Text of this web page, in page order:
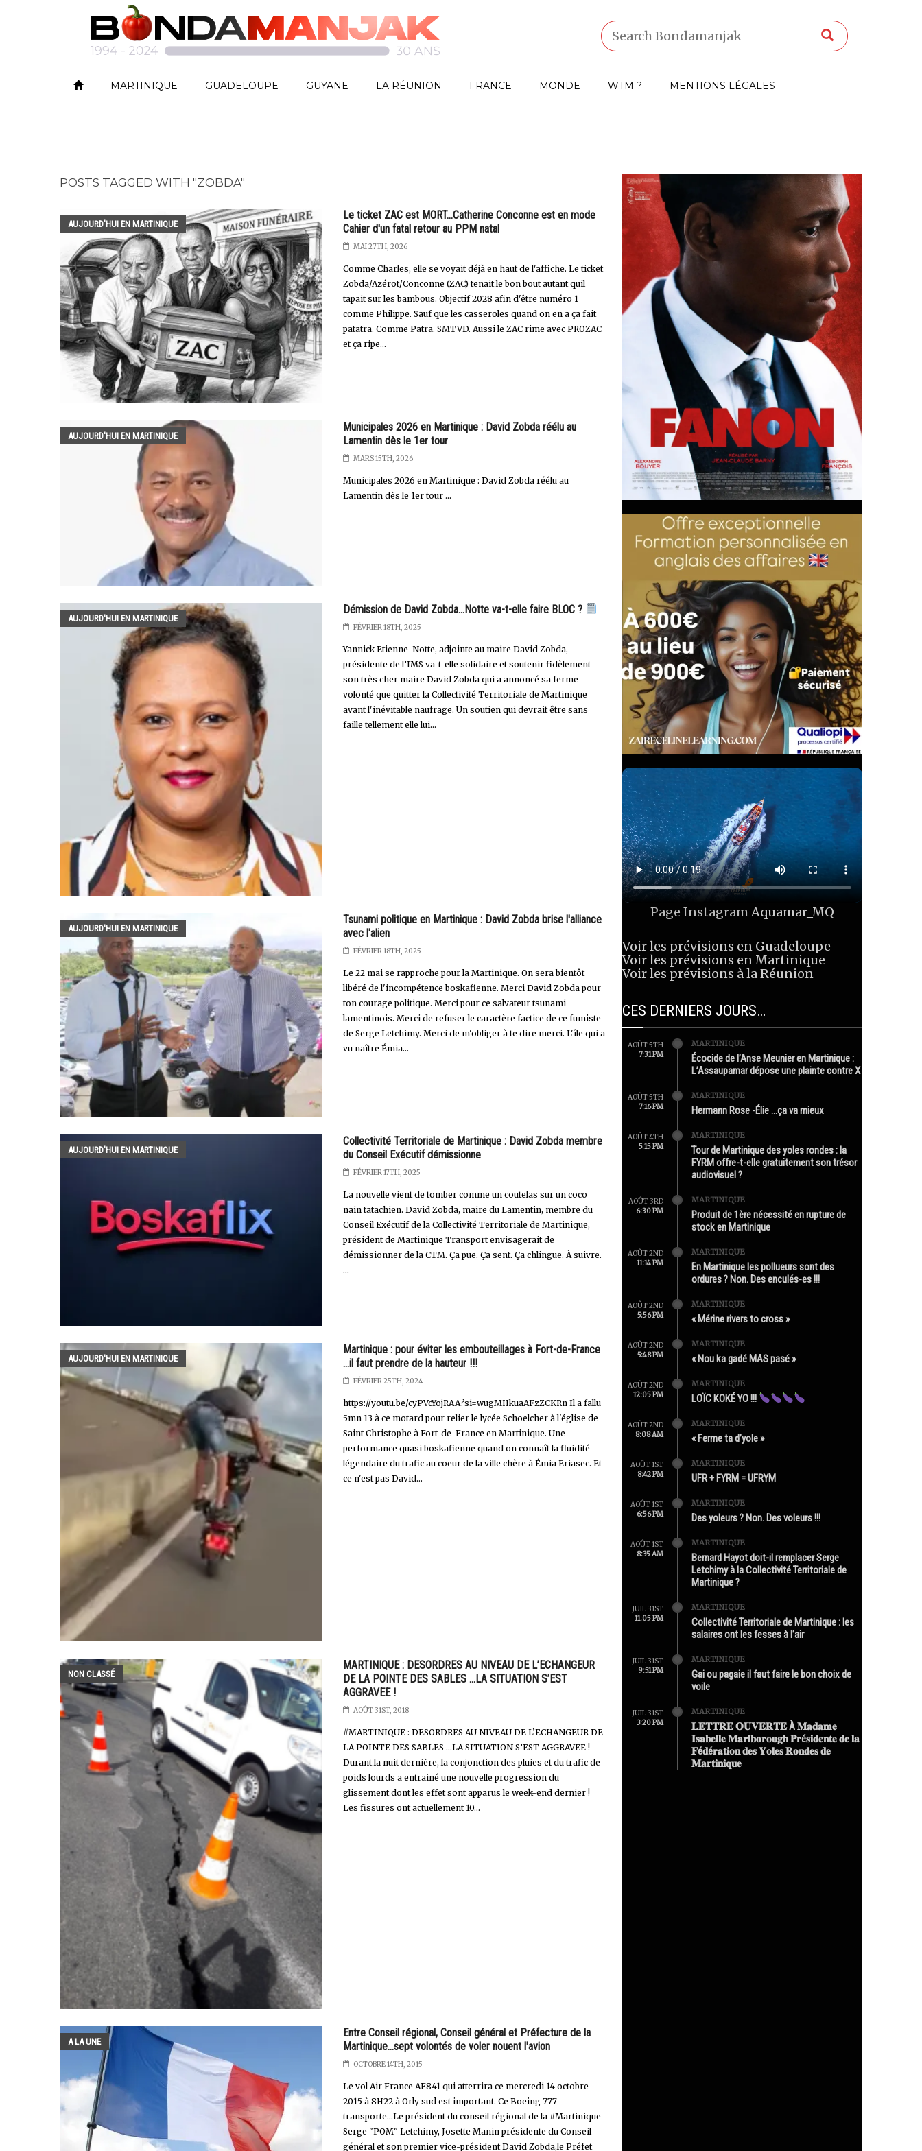
MARTINIQUE GUADELOUPE GUYANE LA RÉUNION FRANCE MONDE WTM ? MENTIONS LÉGALES
POSTS TAGGED WITH "ZOBDA"
AUJOURD'HUI EN MARTINIQUE
Le ticket ZAC est MORT...Catherine Conconne est en mode
Cahier d'un fatal retour au PPM natal
MAI 27TH, 2026
Comme Charles, elle se voyait déjà en haut de l'affiche. Le ticket
Zobda/Azérot/Conconne (ZAC) tenait le bon bout autant quil
tapait sur les bambous. Objectif 2028 afin d'être numéro 1
comme Philippe. Sauf que les casseroles quand on en a ça fait
patatra. Comme Patra. SMTVD. Aussi le ZAC rime avec PROZAC
et ça ripe...
AUJOURD'HUI EN MARTINIQUE
Municipales 2026 en Martinique : David Zobda réélu au
Lamentin dès le 1er tour
MARS 15TH, 2026
Municipales 2026 en Martinique : David Zobda réélu au
Lamentin dès le 1er tour ...
AUJOURD'HUI EN MARTINIQUE
Démission de David Zobda...Notte va-t-elle faire BLOC ?
FÉVRIER 18TH, 2025
Yannick Etienne-Notte, adjointe au maire David Zobda,
présidente de l’IMS va-t-elle solidaire et soutenir fidèlement
son très cher maire David Zobda qui a annoncé sa ferme
volonté que quitter la Collectivité Territoriale de Martinique
avant l'inévitable naufrage. Un soutien qui devrait être sans
faille tellement elle lui...
AUJOURD'HUI EN MARTINIQUE
Tsunami politique en Martinique : David Zobda brise l'alliance
avec l'alien
FÉVRIER 18TH, 2025
Le 22 mai se rapproche pour la Martinique. On sera bientôt
libéré de l'incompétence boskafienne. Merci David Zobda pour
ton courage politique. Merci pour ce salvateur tsunami
lamentinois. Merci de refuser le caractère factice de ce fumiste
de Serge Letchimy. Merci de m'obliger à te dire merci. L'île qui a
vu naître Émia...
AUJOURD'HUI EN MARTINIQUE
Collectivité Territoriale de Martinique : David Zobda membre
du Conseil Exécutif démissionne
FÉVRIER 17TH, 2025
La nouvelle vient de tomber comme un coutelas sur un coco
nain tatachien. David Zobda, maire du Lamentin, membre du
Conseil Exécutif de la Collectivité Territoriale de Martinique,
président de Martinique Transport envisagerait de
démissionner de la CTM. Ça pue. Ça sent. Ça chlingue. À suivre.
...
AUJOURD'HUI EN MARTINIQUE
Martinique : pour éviter les embouteillages à Fort-de-France
...il faut prendre de la hauteur !!!
FÉVRIER 25TH, 2024
https://youtu.be/cyPVcYojRAA?si=wugMHkuaAFzZCKRn Il a fallu
5mn 13 à ce motard pour relier le lycée Schoelcher à l'église de
Saint Christophe à Fort-de-France en Martinique. Une
performance quasi boskafienne quand on connaît la fluidité
légendaire du trafic au coeur de la ville chère à Émia Eriasec. Et
ce n'est pas David...
NON CLASSÉ
MARTINIQUE : DESORDRES AU NIVEAU DE L’ECHANGEUR
DE LA POINTE DES SABLES ...LA SITUATION S’EST
AGGRAVEE !
AOÛT 31ST, 2018
#MARTINIQUE : DESORDRES AU NIVEAU DE L’ECHANGEUR DE
LA POINTE DES SABLES ...LA SITUATION S’EST AGGRAVEE !
Durant la nuit dernière, la conjonction des pluies et du trafic de
poids lourds a entrainé une nouvelle progression du
glissement dont les effet sont apparus le week-end dernier !
Les fissures ont actuellement 10...
A LA UNE
Entre Conseil régional, Conseil général et Préfecture de la
Martinique...sept volontés de voler nouent l'avion
OCTOBRE 14TH, 2015
Le vol Air France AF841 qui atterrira ce mercredi 14 octobre
2015 à 8H22 à Orly sud est important. Ce Boeing 777
transporte...Le président du conseil régional de la #Martinique
Serge "POM" Letchimy, Josette Manin présidente du Conseil
général et son premier vice-président David Zobda,le Préfet
Page InstagramAquamar_MQ
Voir les prévisions en Guadeloupe
Voir les prévisions en Martinique
Voir les prévisions à la Réunion
CES DERNIERS JOURS…
AOÛT 5TH
7:31 PM
MARTINIQUE
Écocide de l’Anse Meunier en Martinique :
L’Assaupamar dépose une plainte contre X
AOÛT 5TH
7:16 PM
MARTINIQUE
Hermann Rose -Élie …ça va mieux
AOÛT 4TH
5:15 PM
MARTINIQUE
Tour de Martinique des yoles rondes : la
FYRM offre-t-elle gratuitement son trésor
audiovisuel ?
AOÛT 3RD
6:30 PM
MARTINIQUE
Produit de 1ère nécessité en rupture de
stock en Martinique
AOÛT 2ND
11:14 PM
MARTINIQUE
En Martinique les pollueurs sont des
ordures ? Non. Des enculés-es !!!
AOÛT 2ND
5:56 PM
MARTINIQUE
« Mérine rivers to cross »
AOÛT 2ND
5:48 PM
MARTINIQUE
« Nou ka gadé MAS pasé »
AOÛT 2ND
12:05 PM
MARTINIQUE
LOÏC KOKÉ YO !!!
AOÛT 2ND
8:08 AM
MARTINIQUE
« Ferme ta d’yole »
AOÛT 1ST
8:42 PM
MARTINIQUE
UFR + FYRM = UFRYM
AOÛT 1ST
6:56 PM
MARTINIQUE
Des yoleurs ? Non. Des voleurs !!!
AOÛT 1ST
8:35 AM
MARTINIQUE
Bernard Hayot doit-il remplacer Serge
Letchimy à la Collectivité Territoriale de
Martinique ?
JUIL 31ST
11:05 PM
MARTINIQUE
Collectivité Territoriale de Martinique : les
salaires ont les fesses à l’air
JUIL 31ST
9:51 PM
MARTINIQUE
Gai ou pagaie il faut faire le bon choix de
voile
JUIL 31ST
3:20 PM
MARTINIQUE
𝐋𝐄𝐓𝐓𝐑𝐄 𝐎𝐔𝐕𝐄𝐑𝐓𝐄 À 𝐌𝐚𝐝𝐚𝐦𝐞
𝐈𝐬𝐚𝐛𝐞𝐥𝐥𝐞 𝐌𝐚𝐫𝐥𝐛𝐨𝐫𝐨𝐮𝐠𝐡 𝐏𝐫é𝐬𝐢𝐝𝐞𝐧𝐭𝐞 𝐝𝐞 𝐥𝐚
𝐅é𝐝é𝐫𝐚𝐭𝐢𝐨𝐧 𝐝𝐞𝐬 𝐘𝐨𝐥𝐞𝐬 𝐑𝐨𝐧𝐝𝐞𝐬 𝐝𝐞
𝐌𝐚𝐫𝐭𝐢𝐧𝐢𝐪𝐮𝐞